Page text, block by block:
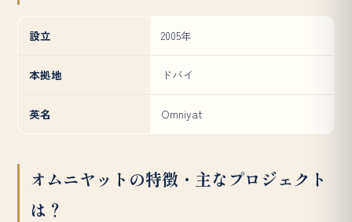
設立 2005年
本拠地 ドバイ
英名 Omniyat
オムニヤットの特徴・主なプロジェクト
は？